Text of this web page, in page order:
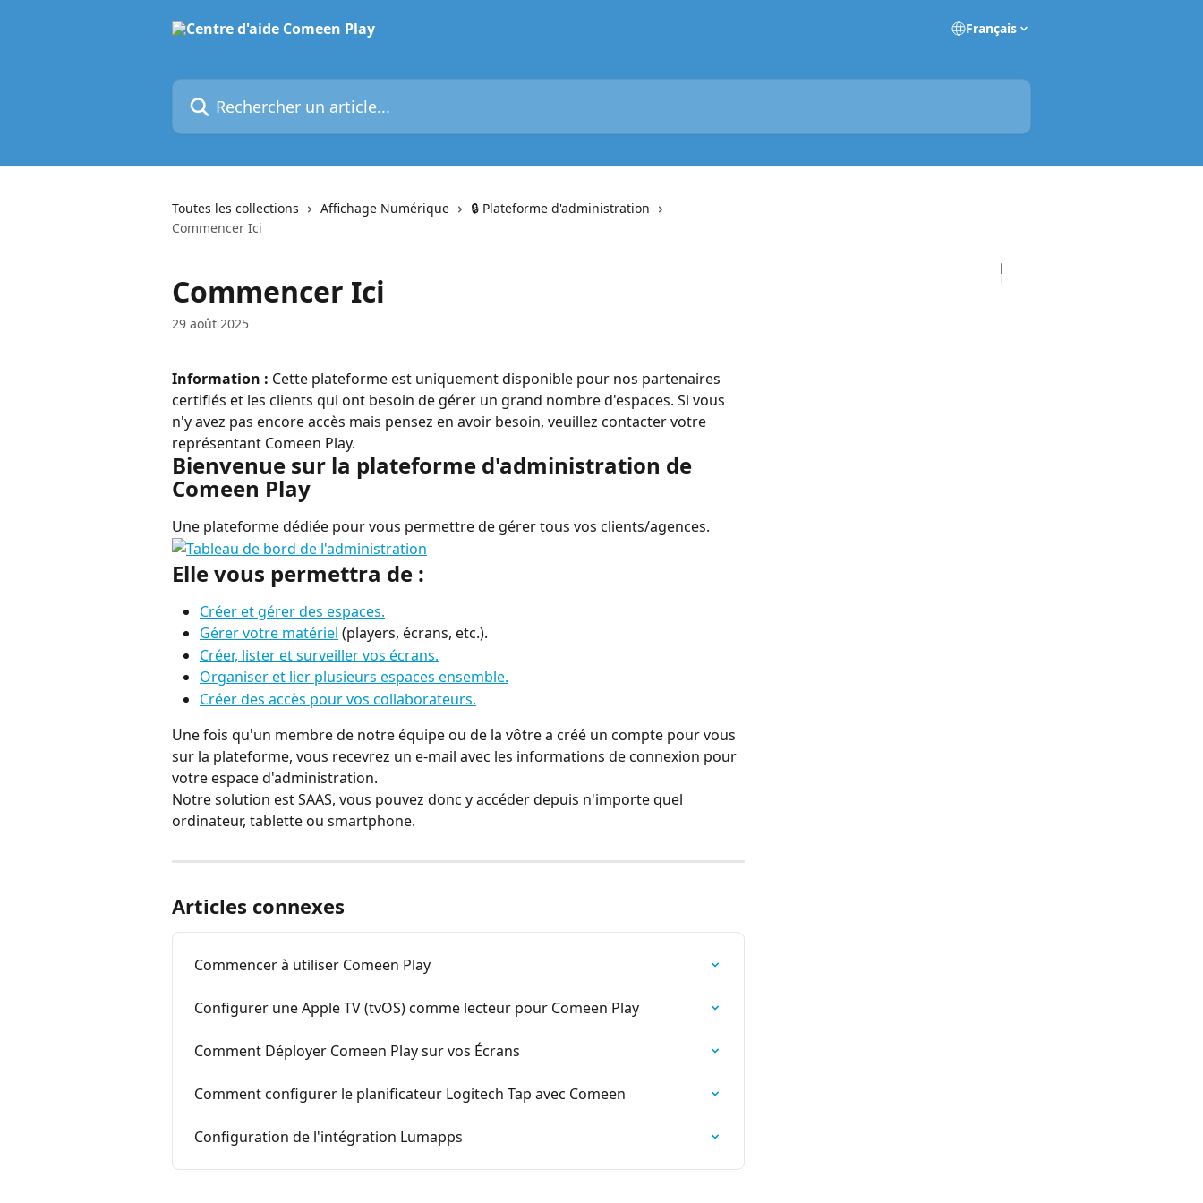
Français
Rechercher un article...
Toutes les collections Affichage Numérique
🔒 Plateforme d'administration
Commencer Ici
Commencer Ici
29 août 2025
Information : Cette plateforme est uniquement disponible pour nos partenaires
certifiés et les clients qui ont besoin de gérer un grand nombre d'espaces. Si vous
n'y avez pas encore accès mais pensez en avoir besoin, veuillez contacter votre
représentant Comeen Play.
Bienvenue sur la plateforme d'administration de
Comeen Play
Une plateforme dédiée pour vous permettre de gérer tous vos clients/agences.
Elle vous permettra de :
Créer et gérer des espaces.
Gérer votre matériel (players, écrans, etc.).
Créer, lister et surveiller vos écrans.
Organiser et lier plusieurs espaces ensemble.
Créer des accès pour vos collaborateurs.
Une fois qu'un membre de notre équipe ou de la vôtre a créé un compte pour vous
sur la plateforme, vous recevrez un e-mail avec les informations de connexion pour
votre espace d'administration.
Notre solution est SAAS, vous pouvez donc y accéder depuis n'importe quel
ordinateur, tablette ou smartphone.
Articles connexes
Commencer à utiliser Comeen Play
Configurer une Apple TV (tvOS) comme lecteur pour Comeen Play
Comment Déployer Comeen Play sur vos Écrans
Comment configurer le planificateur Logitech Tap avec Comeen
Configuration de l'intégration Lumapps